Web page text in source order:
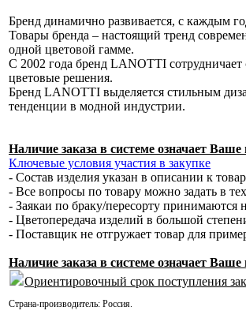
Бренд динамично развивается, с каждым
Товары бренда – настоящий тренд
одной цветовой гамме.
С 2002 года бренд LANOTTI
цветовые решения.
Бренд LANOTTI выделяется стильным
тенденции в модной индустрии.
Наличие заказа в системе означает
Ключевые условия участия в закупке
- Состав изделия указан в описании к
- Все вопросы по товару можно задать в
- Заякаи по браку/пересорту принимаются
- Цветопередача изделий в большой
- Поставщик не отгружает товар для
Наличие заказа в системе означает
Ориентировочный срок поступления
Страна-производитель: Россия.